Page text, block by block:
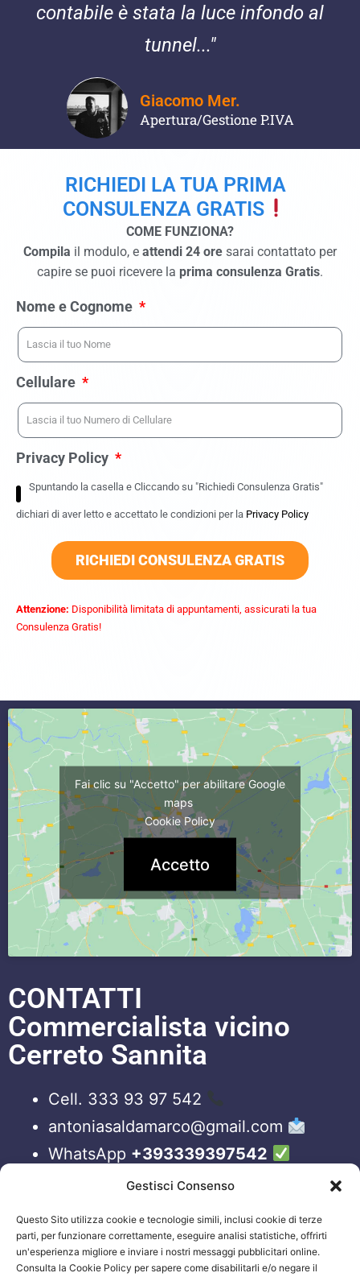
Gestisci Consenso
Questo Sito utilizza cookie e tecnologie simili, inclusi cookie di terze
parti, per funzionare correttamente, eseguire analisi statistiche, offrirti
un'esperienza migliore e inviare i nostri messaggi pubblicitari online.
Consulta la Cookie Policy per sapere come disabilitarli e/o negare il
contabile è stata la luce infondo al
tunnel..."
Giacomo Mer.
Apertura/Gestione P.IVA
RICHIEDI LA TUA PRIMA
CONSULENZA GRATIS
COME FUNZIONA?
Compila il modulo, e attendi 24 ore sarai contattato per
capire se puoi ricevere la prima consulenza Gratis.
Nome e Cognome
Cellulare
Privacy Policy
Spuntando la casella e Cliccando su "Richiedi Consulenza Gratis"
dichiari di aver letto e accettato le condizioni per la Privacy Policy
RICHIEDI CONSULENZA GRATIS
Attenzione: Disponibilità limitata di appuntamenti, assicurati la tua
Consulenza Gratis!
Fai clic su "Accetto" per abilitare Google
maps
Cookie Policy
Accetto
CONTATTI
Commercialista vicino
Cerreto Sannita
Cell. 333 93 97 542
antoniasaldamarco@gmail.com
WhatsApp +393339397542
ORARI APERTURA UFFICI
Lun-Ven 09:00 – 19:00